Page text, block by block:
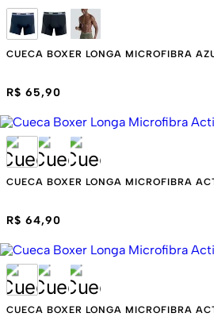
CUECA BOXER LONGA MICROFIBRA
R$ 65,90
CUECA BOXER LONGA MICROFIBRA
R$ 64,90
CUECA BOXER LONGA MICROFIBRA